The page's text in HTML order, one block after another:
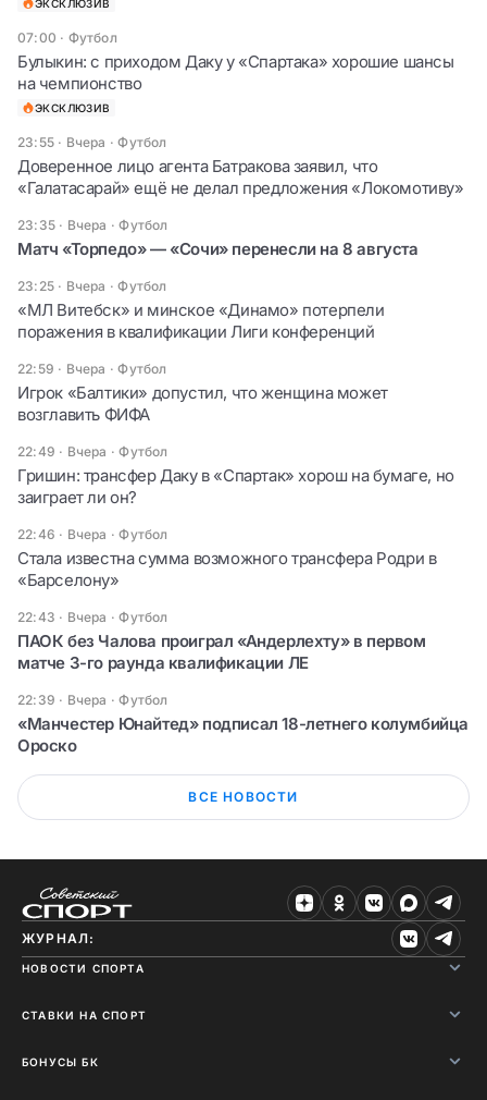
ЭКСКЛЮЗИВ
07:00 · Футбол
Булыкин: с приходом Даку у «Спартака» хорошие шансы
на чемпионство
ЭКСКЛЮЗИВ
23:55 · Вчера ·Футбол
Доверенное лицо агента Батракова заявил, что
«Галатасарай» ещё не делал предложения «Локомотиву»
23:35 · Вчера ·Футбол
Матч «Торпедо» — «Сочи» перенесли на 8 августа
23:25 · Вчера ·Футбол
«МЛ Витебск» и минское «Динамо» потерпели
поражения в квалификации Лиги конференций
22:59 · Вчера ·Футбол
Игрок «Балтики» допустил, что женщина может
возглавить ФИФА
22:49 · Вчера ·Футбол
Гришин: трансфер Даку в «Спартак» хорош на бумаге, но
заиграет ли он?
22:46 · Вчера ·Футбол
Стала известна сумма возможного трансфера Родри в
«Барселону»
22:43 · Вчера ·Футбол
ПАОК без Чалова проиграл «Андерлехту» в первом
матче 3-го раунда квалификации ЛЕ
22:39 · Вчера ·Футбол
«Манчестер Юнайтед» подписал 18-летнего колумбийца
Ороско
ВСЕ НОВОСТИ
ЖУРНАЛ:
НОВОСТИ СПОРТА
СТАВКИ НА СПОРТ
БОНУСЫ БК